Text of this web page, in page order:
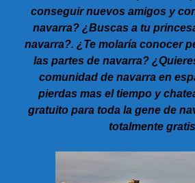
conseguir nuevos amigos y
navarra? ¿Buscas a tu
navarra?. ¿Te molaría conocer
las partes de navarra?
comunidad de navarra en
pierdas mas el tiempo y
gratuito para toda la gene de
totalmente